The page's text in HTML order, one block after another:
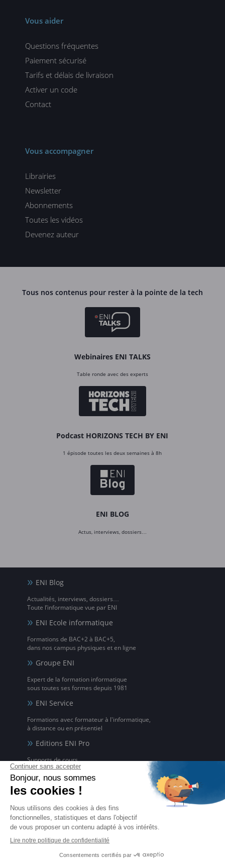
Vous aider
Questions fréquentes
Paiement sécurisé
Tarifs et délais de livraison
Activer un code
Contact
Vous accompagner
Librairies
Newsletter
Abonnements
Toutes les vidéos
Devenez auteur
Tous nos contenus pour rester à la pointe de la tech
Webinaires ENI TALKS
Table ronde avec des experts
Podcast HORIZONS TECH BY ENI
1 épisode toutes les deux semaines à 8h
ENI BLOG
Actus, interviews, dossiers…
ENI Blog
Actualités, interviews, dossiers…
Toute l’informatique vue par ENI
ENI Ecole informatique
Formations de BAC+2 à BAC+5,
dans nos campus physiques et en ligne
Groupe ENI
Expert de la formation informatique
sous toutes ses formes depuis 1981
ENI Service
Formations avec formateur à l'informatique,
à distance ou en présentiel
Editions ENI Pro
Supports de cours
pour les organismes de formation
ENI elearning
La solution de formation à l'informatique en ligne,
disponible en 5 langues
Certifications ENI
Certifications à l'informatique